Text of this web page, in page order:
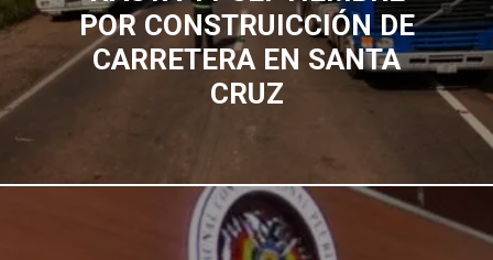
POR CONSTRUICCIÓN DE
CARRETERA EN SANTA
CRUZ